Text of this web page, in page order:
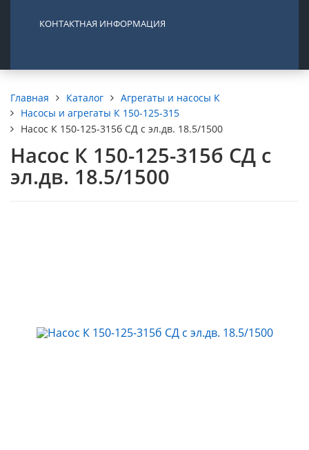
КОНТАКТНАЯ ИНФОРМАЦИЯ
Главная Каталог
Агрегаты и насосы К
Насосы и агрегаты К 150-125-315
Насос К 150-125-315б СД с эл.дв. 18.5/1500
Насос К 150-125-315б СД с
эл.дв. 18.5/1500